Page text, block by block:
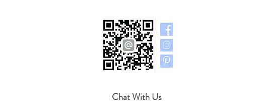
Chat With Us